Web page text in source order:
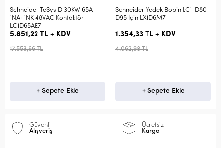
65A
Schneider Yedek Bobin LC1-D80-
D95 İçin LX1D6M7
1.354,33 TL + KDV
+ Sepete Ekle
Schneider Yardımcı
3NK LA1KN13
449,25 TL + KDV
+ Sepete
Güvenli
Alışveriş
Ücretsiz
Kargo